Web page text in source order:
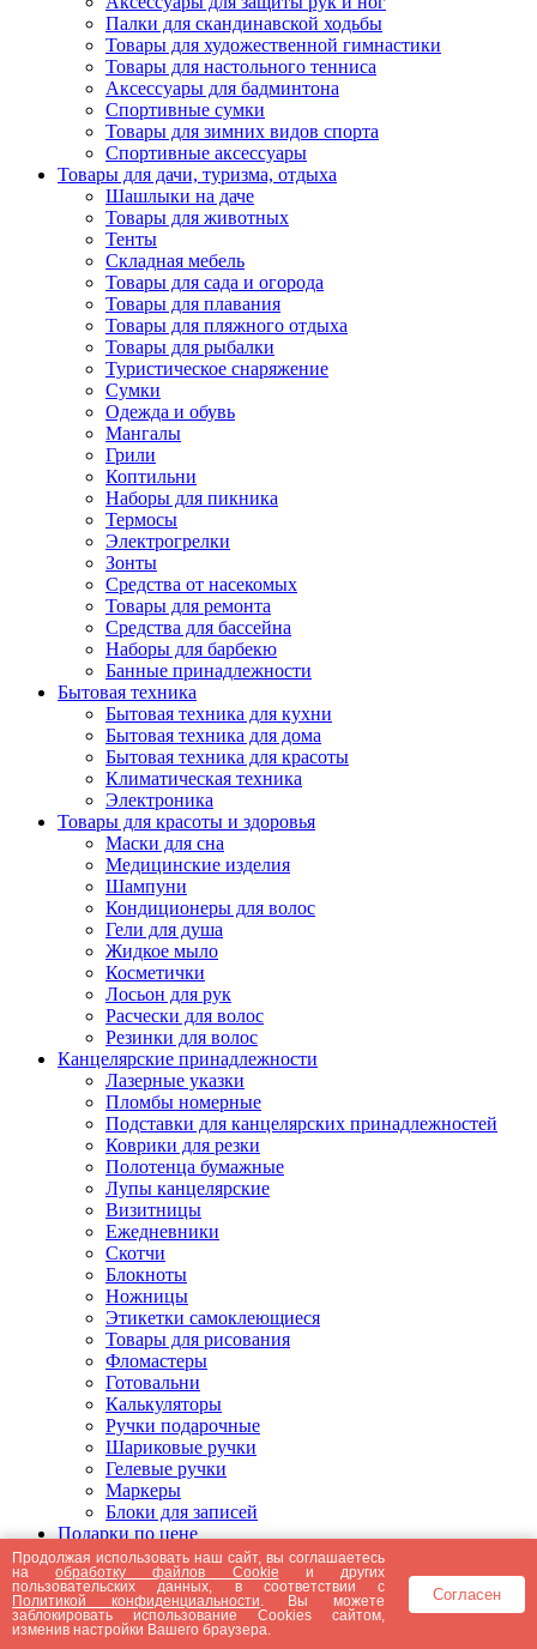
Палки для скандинавской ходьбы
Товары для художественной гимнастики
Товары для настольного тенниса
Аксессуары для бадминтона
Спортивные сумки
Товары для зимних видов спорта
Спортивные аксессуары
Товары для дачи, туризма, отдыха
Шашлыки на даче
Товары для животных
Тенты
Складная мебель
Товары для сада и огорода
Товары для плавания
Товары для пляжного отдыха
Товары для рыбалки
Туристическое снаряжение
Сумки
Одежда и обувь
Мангалы
Грили
Коптильни
Наборы для пикника
Термосы
Электрогрелки
Зонты
Средства от насекомых
Товары для ремонта
Средства для бассейна
Наборы для барбекю
Банные принадлежности
Бытовая техника
Бытовая техника для кухни
Бытовая техника для дома
Бытовая техника для красоты
Климатическая техника
Электроника
Товары для красоты и здоровья
Маски для сна
Медицинские изделия
Шампуни
Кондиционеры для волос
Гели для душа
Жидкое мыло
Косметички
Лосьон для рук
Расчески для волос
Резинки для волос
Канцелярские принадлежности
Лазерные указки
Пломбы номерные
Подставки для канцелярских принадлежностей
Коврики для резки
Полотенца бумажные
Лупы канцелярские
Визитницы
Ежедневники
Скотчи
Блокноты
Ножницы
Этикетки самоклеющиеся
Товары для рисования
Фломастеры
Готовальни
Калькуляторы
Ручки подарочные
Шариковые ручки
Гелевые ручки
Маркеры
Блоки для записей
Подарки по цене
Подарки от 5000 рублей
Подарки до 5000 рублей
Подарки до 3000 рублей
Подарки до 2000 рублей
Подарки до 1000 рублей
Продолжая использовать наш сайт, вы соглашаетесь
наобработку файлов Cookie и других
пользовательских данных, в соответствии с
Политикой конфиденциальности . Вы можете
заблокировать использование Cookies сайтом,
изменив настройки Вашего браузера.
Согласен